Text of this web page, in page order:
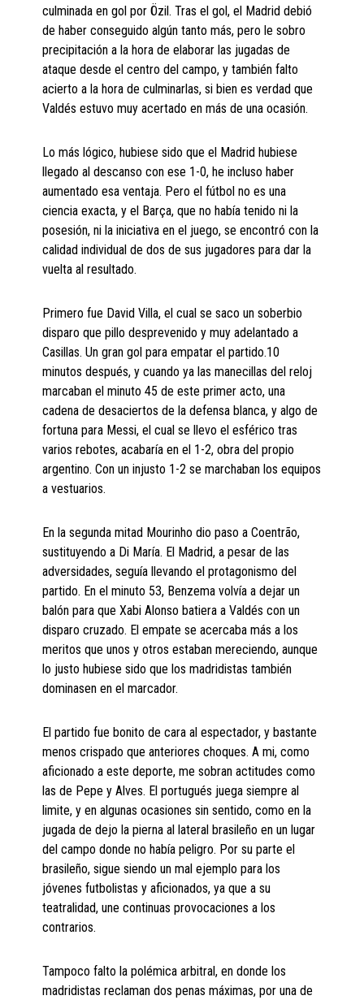
culminada en gol por Özil. Tras el gol, el Madrid debió
de haber conseguido algún tanto más, pero le sobro
precipitación a la hora de elaborar las jugadas de
ataque desde el centro del campo, y también falto
acierto a la hora de culminarlas, si bien es verdad que
Valdés estuvo muy acertado en más de una ocasión.
Lo más lógico, hubiese sido que el Madrid hubiese
llegado al descanso con ese 1-0, he incluso haber
aumentado esa ventaja. Pero el fútbol no es una
ciencia exacta, y el Barça, que no había tenido ni la
posesión, ni la iniciativa en el juego, se encontró con la
calidad individual de dos de sus jugadores para dar la
vuelta al resultado.
Primero fue David Villa, el cual se saco un soberbio
disparo que pillo desprevenido y muy adelantado a
Casillas. Un gran gol para empatar el partido.10
minutos después, y cuando ya las manecillas del reloj
marcaban el minuto 45 de este primer acto, una
cadena de desaciertos de la defensa blanca, y algo de
fortuna para Messi, el cual se llevo el esférico tras
varios rebotes, acabaría en el 1-2, obra del propio
argentino. Con un injusto 1-2 se marchaban los equipos
a vestuarios.
En la segunda mitad Mourinho dio paso a Coentrão,
sustituyendo a Di María. El Madrid, a pesar de las
adversidades, seguía llevando el protagonismo del
partido. En el minuto 53, Benzema volvía a dejar un
balón para que Xabi Alonso batiera a Valdés con un
disparo cruzado. El empate se acercaba más a los
meritos que unos y otros estaban mereciendo, aunque
lo justo hubiese sido que los madridistas también
dominasen en el marcador.
El partido fue bonito de cara al espectador, y bastante
menos crispado que anteriores choques. A mi, como
aficionado a este deporte, me sobran actitudes como
las de Pepe y Alves. El portugués juega siempre al
limite, y en algunas ocasiones sin sentido, como en la
jugada de dejo la pierna al lateral brasileño en un lugar
del campo donde no había peligro. Por su parte el
brasileño, sigue siendo un mal ejemplo para los
jóvenes futbolistas y aficionados, ya que a su
teatralidad, une continuas provocaciones a los
contrarios.
Tampoco falto la polémica arbitral, en donde los
madridistas reclaman dos penas máximas, por una de